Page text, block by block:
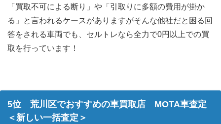
「買取不可による断り」や「引取りに多額の費用が掛か
る」と言われるケースがありますがそんな他社だと困る回
答をされる車両でも、セルトレなら全力で0円以上での買
取を行っています！
5位 荒川区でおすすめの車買取店 MOTA車査定
＜新しい一括査定＞